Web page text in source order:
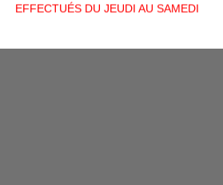
EFFECTUÉS DU JEUDI AU SAMEDI